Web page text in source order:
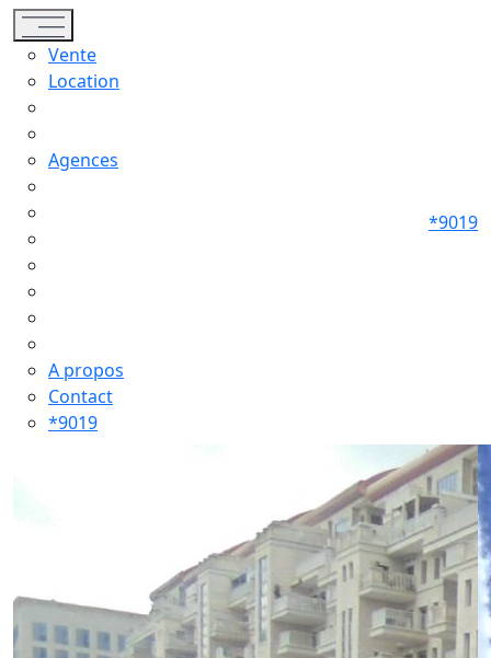
Toggle navigation
Vente
Location
Agences
A propos
Contact
*9019
*9019